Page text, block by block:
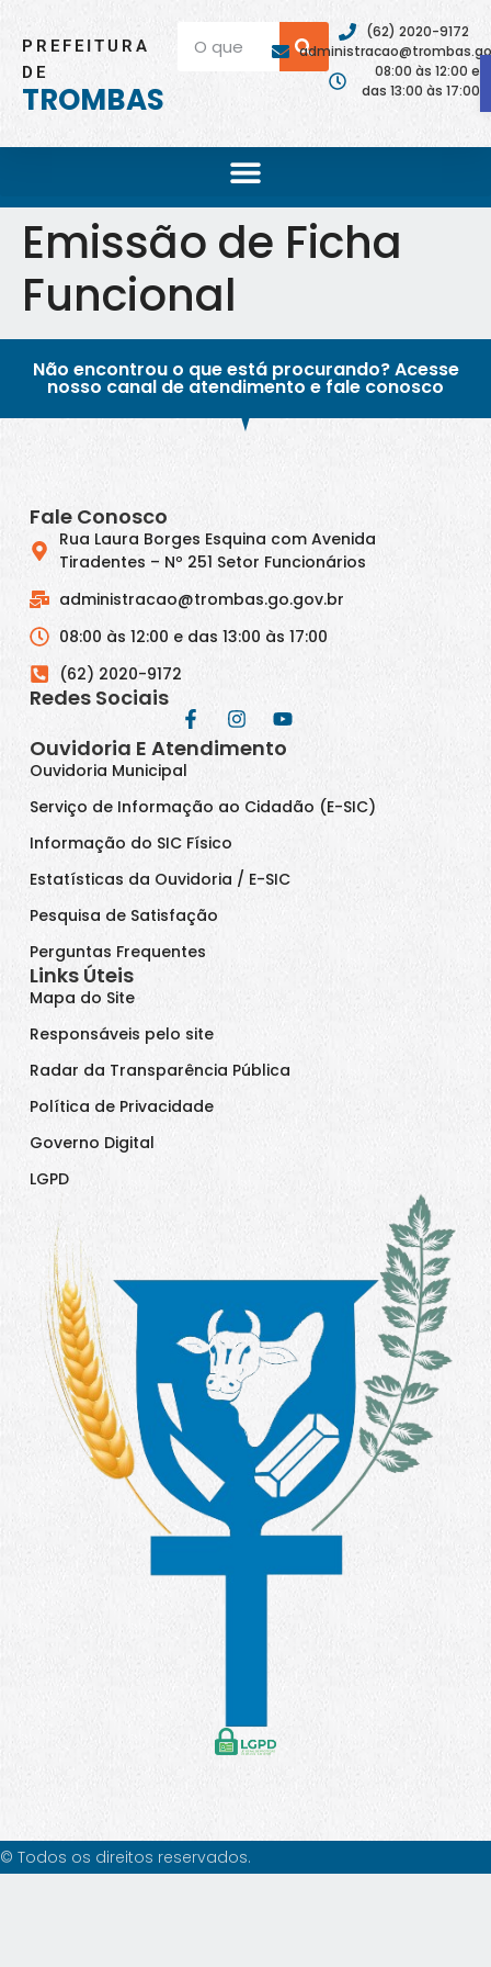
PREFEITURA
DE
TROMBAS
(62) 2020-9172
08:00 às 12:00 e
das 13:00 às 17:00
Emissão de Ficha
Funcional
Não encontrou o que está procurando? Acesse
nosso canal de atendimento e fale conosco
Fale Conosco
Rua Laura Borges Esquina com Avenida
Tiradentes – Nº 251 Setor Funcionários
administracao@trombas.go.gov.br
08:00 às 12:00 e das 13:00 às 17:00
(62) 2020-9172
Redes Sociais
Ouvidoria E Atendimento
Ouvidoria Municipal
Serviço de Informação ao Cidadão (E-SIC)
Informação do SIC Físico
Estatísticas da Ouvidoria / E-SIC
Pesquisa de Satisfação
Perguntas Frequentes
Links Úteis
Mapa do Site
Responsáveis pelo site
Radar da Transparência Pública
Política de Privacidade
Governo Digital
LGPD
© Todos os direitos reservados.